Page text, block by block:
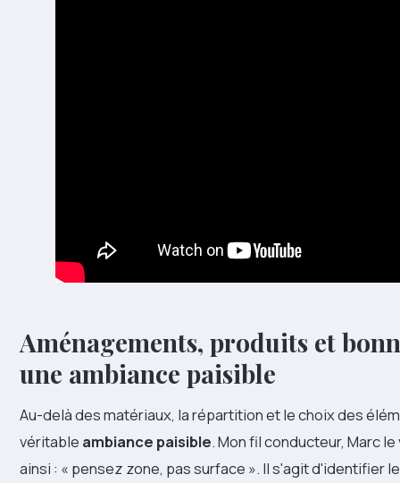
Aménagements, produits et
une ambiance paisible
Au-delà des matériaux, la répartition et le choix des
véritable ambiance paisible. Mon fil conducteur, Marc
ainsi : « pensez zone, pas surface ». Il s'agit d'identifier